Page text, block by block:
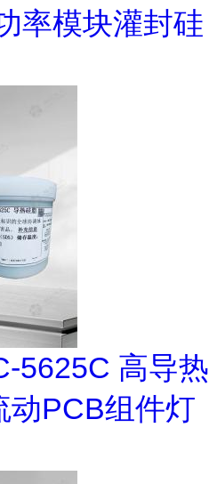
率模块灌封硅
5625C 高导热
动PCB组件灯